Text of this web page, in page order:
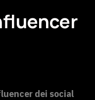
dei social